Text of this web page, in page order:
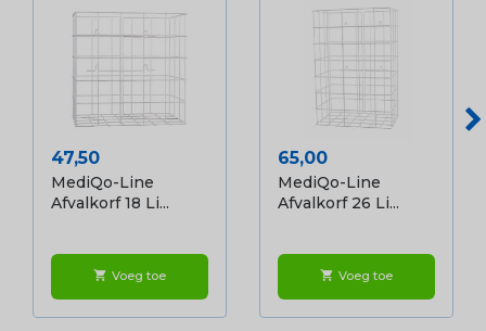
Prijs
47,50
MediQo-Line
Afvalkorf 18 Li...
shopping_cart Voeg toe
Prijs
65,00
MediQo-Line
Afvalkorf 26 Li...
shopping_cart Voeg toe